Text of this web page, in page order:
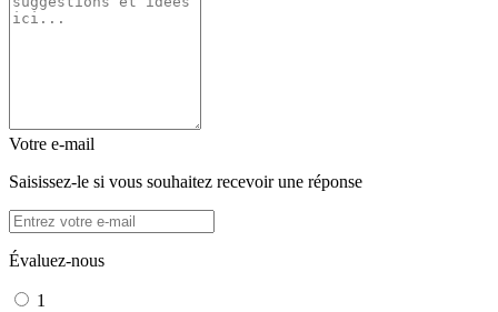
Votre e-mail
Saisissez-le si vous souhaitez recevoir une réponse
Évaluez-nous
1